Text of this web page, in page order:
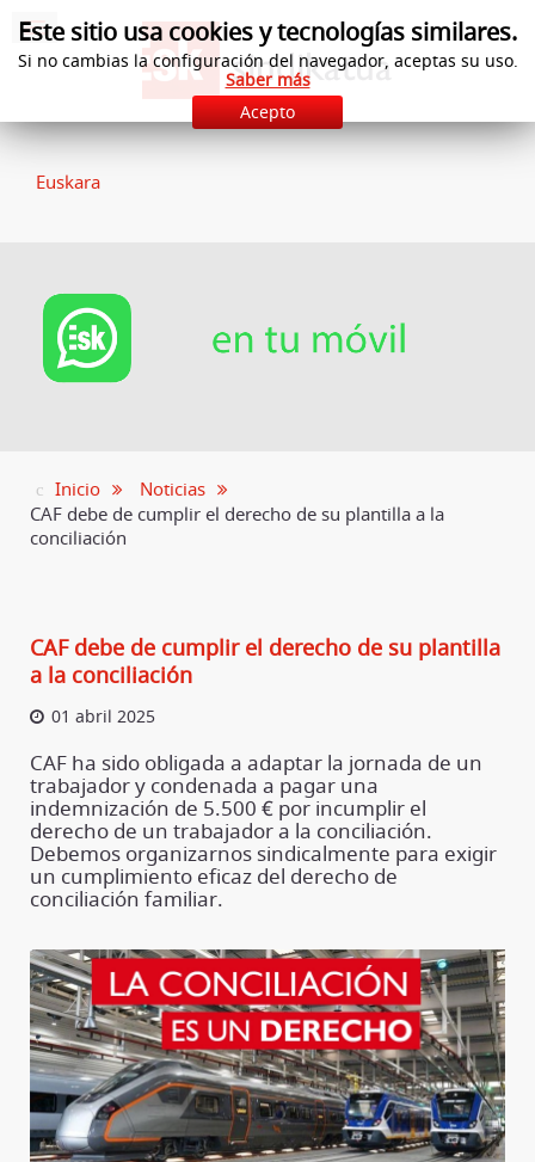
Euskara
Inicio
Noticias
CAF debe de cumplir el derecho de su plantilla a la
conciliación
CAF debe de cumplir el derecho de su plantilla
a la conciliación
01 abril 2025
CAF ha sido obligada a adaptar la jornada de un
trabajador y condenada a pagar una
indemnización de 5.500 € por incumplir el
derecho de un trabajador a la conciliación.
Debemos organizarnos sindicalmente para exigir
un cumplimiento eficaz del derecho de
conciliación familiar.
Este sitio usa cookies y tecnologías similares.
Si no cambias la configuración del navegador, aceptas su uso.
Saber más
Acepto